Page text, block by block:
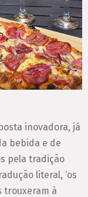
inovadora, já
bebida e de
pela tradição
literal, ‘os
trouxeram à